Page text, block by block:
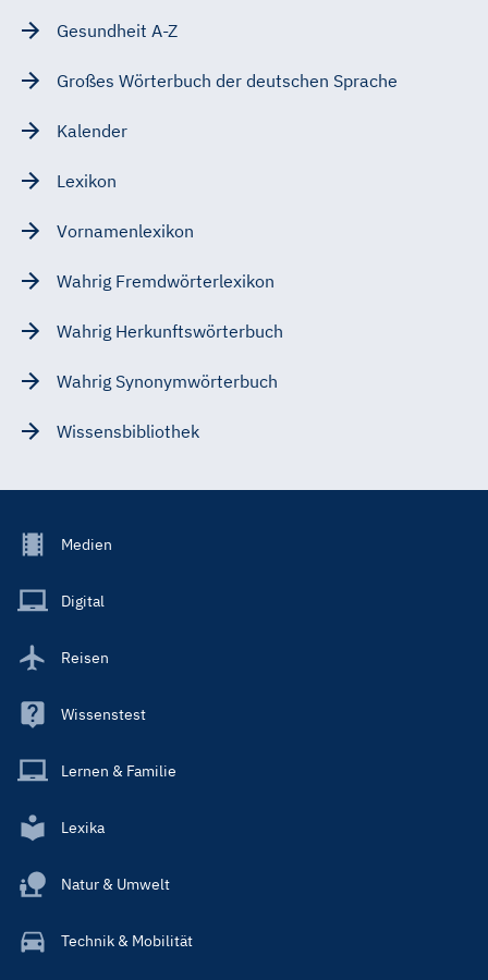
Gesundheit A-Z
Großes Wörterbuch der deutschen Sprache
Kalender
Lexikon
Vornamenlexikon
Wahrig Fremdwörterlexikon
Wahrig Herkunftswörterbuch
Wahrig Synonymwörterbuch
Wissensbibliothek
Footer
Main
Medien
Digital
Reisen
Wissenstest
Lernen & Familie
Lexika
Natur & Umwelt
Technik & Mobilität